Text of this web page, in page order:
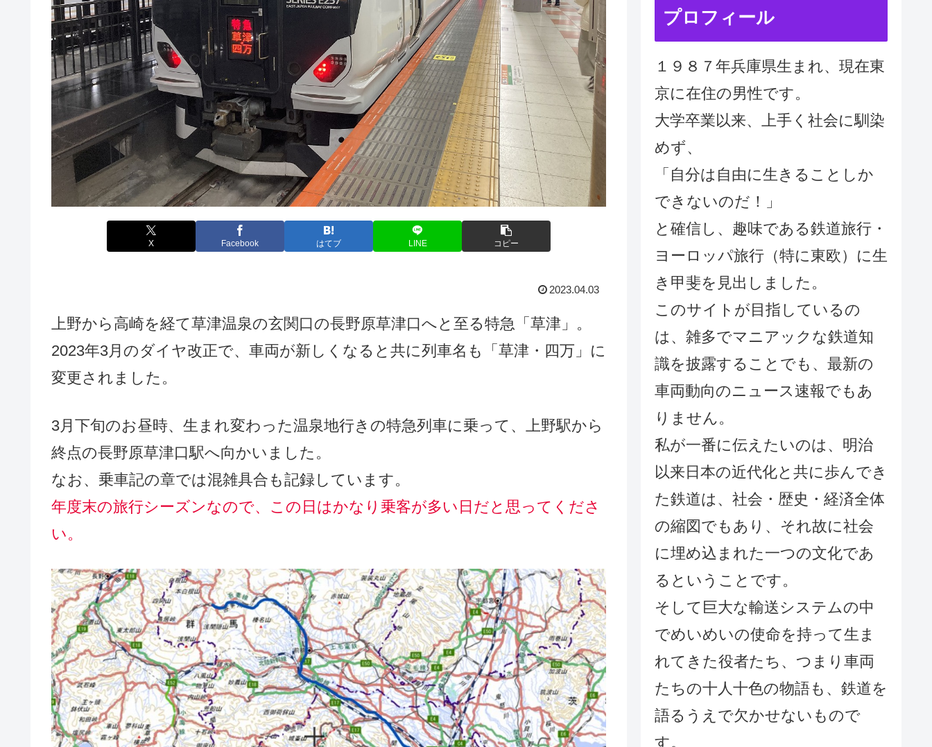
X Facebook はてブ LINE コピー
2023.04.03
上野から高崎を経て草津温泉の玄関口の長野原草津口へと至る特急「草津」。
2023年3月のダイヤ改正で、車両が新しくなると共に列車名も「草津・四万」に
変更されました。
3月下旬のお昼時、生まれ変わった温泉地行きの特急列車に乗って、上野駅から
終点の長野原草津口駅へ向かいました。
なお、乗車記の章では混雑具合も記録しています。
年度末の旅行シーズンなので、この日はかなり乗客が多い日だと思ってくださ
い。
プロフィール
１９８７年兵庫県生まれ、現在東
京に在住の男性です。
大学卒業以来、上手く社会に馴染
めず、
「自分は自由に生きることしか
できないのだ！」
と確信し、趣味である鉄道旅行・
ヨーロッパ旅行（特に東欧）に生
き甲斐を見出しました。
このサイトが目指しているの
は、雑多でマニアックな鉄道知
識を披露することでも、最新の
車両動向のニュース速報でもあ
りません。
私が一番に伝えたいのは、明治
以来日本の近代化と共に歩んでき
た鉄道は、社会・歴史・経済全体
の縮図でもあり、それ故に社会
に埋め込まれた一つの文化であ
るということです。
そして巨大な輸送システムの中
でめいめいの使命を持って生ま
れてきた役者たち、つまり車両
たちの十人十色の物語も、鉄道を
語るうえで欠かせないもので
す。